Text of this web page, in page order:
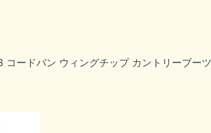
ードバン ウィングチップ カントリーブー